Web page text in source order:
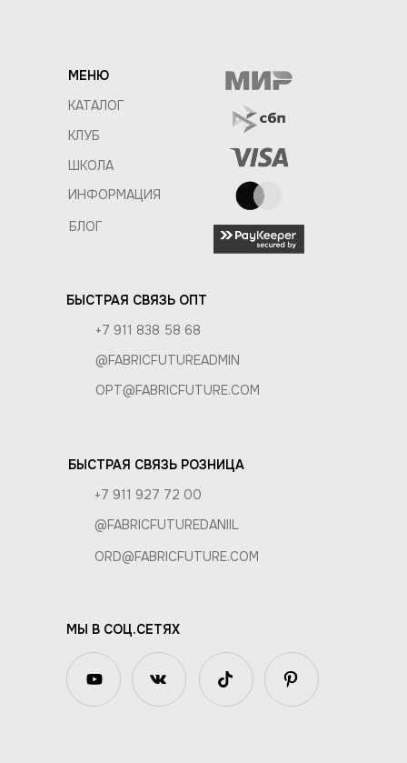
МЕНЮ
КАТАЛОГ
КЛУБ
ШКОЛА
ИНФОРМАЦИЯ
БЛОГ
БЫСТРАЯ СВЯЗЬ ОПТ
+7 911 838 58 68
@FABRICFUTUREADMIN
OPT@FABRICFUTURE.COM
БЫСТРАЯ СВЯЗЬ РОЗНИЦА
МЫ В СОЦ.СЕТЯХ
+7 911 927 72 00
@FABRICFUTUREDANIIL
ORD@FABRICFUTURE.COM